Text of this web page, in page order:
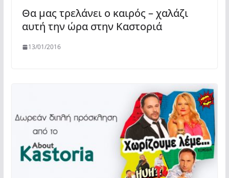
Θα μας τρελάνει ο καιρός – χαλάζι
αυτή την ώρα στην Καστοριά
13/01/2016